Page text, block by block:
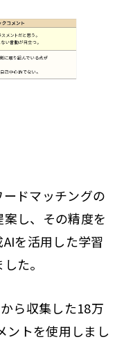
ドマッチングの
し、その精度を
を活用した学習
た。
ら収集した18万
ントを使用しまし